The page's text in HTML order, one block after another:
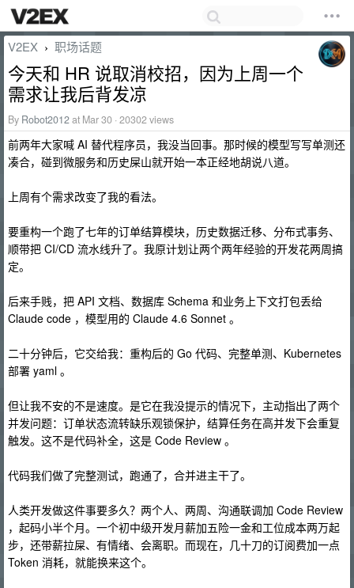
V2EX › 职场话题
今天和 HR 说取消校招，因为上周一个
需求让我后背发凉
By Robot2012at Mar 30 · 20302 views
前两年大家喊 AI 替代程序员，我没当回事。那时候的模型写写单测还
凑合，碰到微服务和历史屎山就开始一本正经地胡说八道。
上周有个需求改变了我的看法。
要重构一个跑了七年的订单结算模块，历史数据迁移、分布式事务、
顺带把 CI/CD 流水线升了。我原计划让两个两年经验的开发花两周搞
定。
后来手贱，把 API 文档、数据库 Schema 和业务上下文打包丢给
Claude code ，模型用的 Claude 4.6 Sonnet 。
二十分钟后，它交给我：重构后的 Go 代码、完整单测、Kubernetes
部署 yaml 。
但让我不安的不是速度。是它在我没提示的情况下，主动指出了两个
并发问题：订单状态流转缺乐观锁保护，结算任务在高并发下会重复
触发。这不是代码补全，这是 Code Review 。
代码我们做了完整测试，跑通了，合并进主干了。
人类开发做这件事要多久？两个人、两周、沟通联调加 Code Review
，起码小半个月。一个初中级开发月薪加五险一金和工位成本两万起
步，还带薪拉屎、有情绪、会离职。而现在，几十刀的订阅费加一点
Token 消耗，就能换来这个。